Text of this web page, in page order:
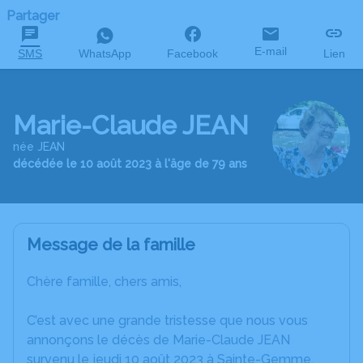
Partager
SMS WhatsApp Facebook E-mail Lien
Marie-Claude JEAN
née JEAN
décédée le 10 août 2023 à l'âge de 79 ans
Message de la famille
Chère famille, chers amis,
C’est avec une grande tristesse que nous vous
annonçons le décès de Marie-Claude JEAN
survenu le jeudi 10 août 2023 à Sainte-Gemme.